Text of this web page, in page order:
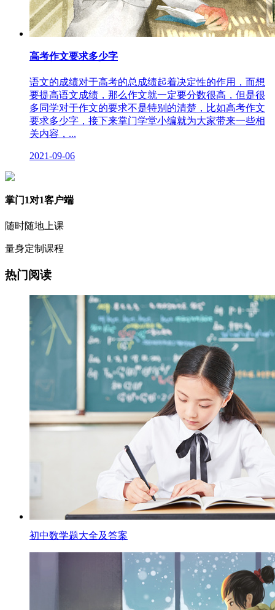
高考作文要求多少字
语文的成绩对于高考的总成绩起着决定性的作用，而想
要提高语文成绩，那么作文就一定要分数很高，但是很
多同学对于作文的要求不是特别的清楚，比如高考作文
要求多少字，接下来掌门学堂小编就为大家带来一些相
关内容，...
2021-09-06
掌门1对1客户端
随时随地上课
量身定制课程
热门阅读
初中数学题大全及答案